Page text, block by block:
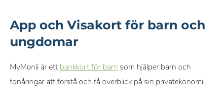
App och Visakort för barn och
ungdomar
MyMonii är ett bankkort för barn som hjälper barn och
tonåringar att förstå och få överblick på sin privatekonomi.